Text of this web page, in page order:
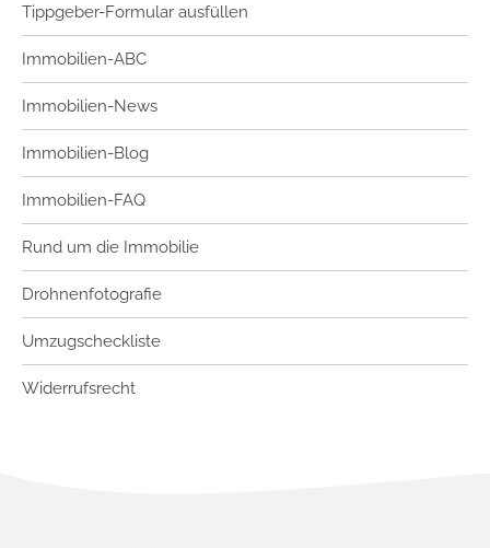
Tippgeber-Formular ausfüllen
Immobilien-ABC
Immobilien-News
Immobilien-Blog
Immobilien-FAQ
Rund um die Immobilie
Drohnenfotografie
Umzugscheckliste
Widerrufsrecht